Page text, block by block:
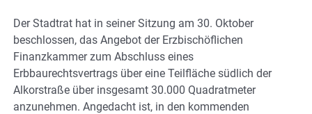
Der Stadtrat hat in seiner Sitzung am 30. Oktober
beschlossen, das Angebot der Erzbischöflichen
Finanzkammer zum Abschluss eines
Erbbaurechtsvertrags über eine Teilfläche südlich der
Alkorstraße über insgesamt 30.000 Quadratmeter
anzunehmen. Angedacht ist, in den kommenden